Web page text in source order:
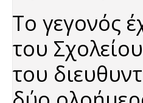
Το γεγονός
του
του